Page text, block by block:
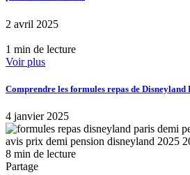
2 avril 2025
1 min de lecture
Voir plus
Comprendre les formules repas de Disneyland
4 janvier 2025
8 min de lecture
Partage